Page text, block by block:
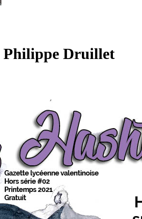
Druillet